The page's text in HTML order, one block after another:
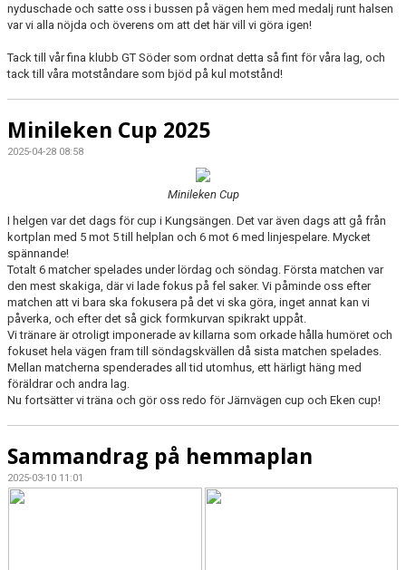
nyduschade och satte oss i bussen på vägen hem med medalj runt halsen
var vi alla nöjda och överens om att det här vill vi göra igen!
Tack till vår fina klubb GT Söder som ordnat detta så fint för våra lag, och
tack till våra motståndare som bjöd på kul motstånd!
Minileken Cup 2025
2025-04-28 08:58
Minileken Cup
I helgen var det dags för cup i Kungsängen. Det var även dags att gå från
kortplan med 5 mot 5 till helplan och 6 mot 6 med linjespelare. Mycket
spännande!
Totalt 6 matcher spelades under lördag och söndag. Första matchen var
den mest skakiga, där vi lade fokus på fel saker. Vi påminde oss efter
matchen att vi bara ska fokusera på det vi ska göra, inget annat kan vi
påverka, och efter det så gick formkurvan spikrakt uppåt.
Vi tränare är otroligt imponerade av killarna som orkade hålla humöret och
fokuset hela vägen fram till söndagskvällen då sista matchen spelades.
Mellan matcherna spenderades all tid utomhus, ett härligt häng med
föräldrar och andra lag.
Nu fortsätter vi träna och gör oss redo för Järnvägen cup och Eken cup!
Sammandrag på hemmaplan
2025-03-10 11:01